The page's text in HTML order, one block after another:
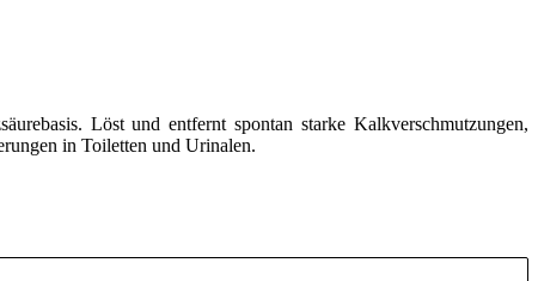
Löst und entfernt spontan starke Kalkverschmutzungen,
in Toiletten und Urinalen.